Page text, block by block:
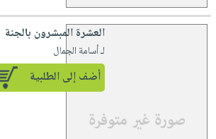
العشرة المبشرون بالجنة
لـ أسامة الجمال
أضف إلى الطلبية